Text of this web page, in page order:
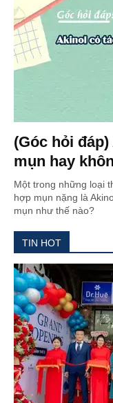
(Góc hỏi
mụn hay
Một trong những loại
hợp mụn nặng là
mụn như thế nào?
TIN HOT